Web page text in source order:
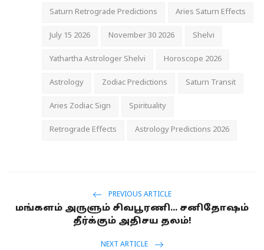
Saturn Retrograde Predictions Aries Saturn Effects
July 15 2026 November 30 2026 Shelvi
Yathartha Astrologer Shelvi Horoscope 2026
Astrology Zodiac Predictions Saturn Transit
Aries Zodiac Sign Spirituality
Retrograde Effects Astrology Predictions 2026
PREVIOUS ARTICLE
மங்களம் அருளும் சிவபூரணி... சனிதோஷம்
தீர்க்கும் அதிசய தலம்!
NEXT ARTICLE